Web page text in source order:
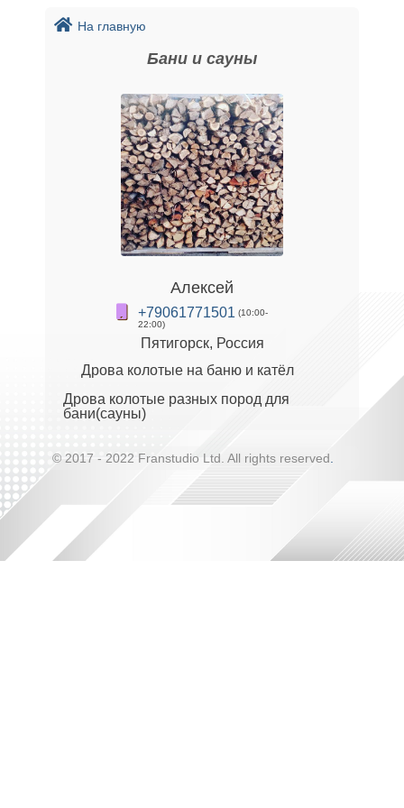
На главную
Бани и сауны
Αлексей
+79061771501 (10:00-
22:00)
Пятигорск, Россия
Дрова колотые на баню и катёл
Дрова колотые разных пород для
бани(сауны)
© 2017 - 2022 Franstudio Ltd. All rights reserved